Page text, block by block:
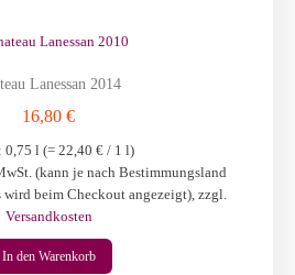
Lanessan 2014
16,80 €
0,75 l (=22,40 € / 1 l)
(kann je nach Bestimmungsland
wird beim Checkout angezeigt), zzgl.
Versandkosten
In den Warenkorb